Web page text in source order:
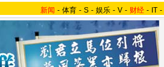
新闻 - 体育 - S - 娱乐 - V - 财经 - IT -